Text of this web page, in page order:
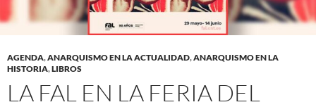
AGENDA,ANARQUISMO EN LA ACTUALIDAD,ANARQUISMO EN LA
HISTORIA,LIBROS
LA FAL EN LA FERIA DEL